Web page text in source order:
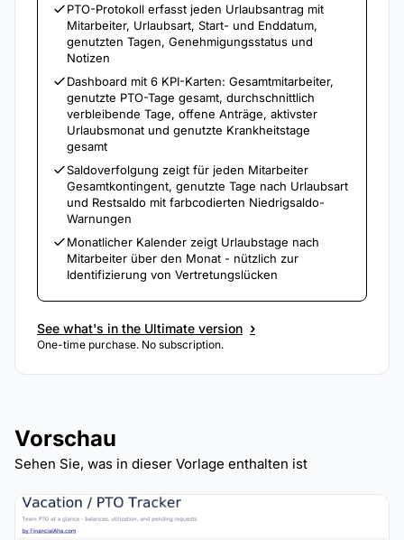
PTO-Protokoll erfasst jeden Urlaubsantrag mit
Mitarbeiter, Urlaubsart, Start- und Enddatum,
genutzten Tagen, Genehmigungsstatus und
Notizen
Dashboard mit 6 KPI-Karten: Gesamtmitarbeiter,
genutzte PTO-Tage gesamt, durchschnittlich
verbleibende Tage, offene Anträge, aktivster
Urlaubsmonat und genutzte Krankheitstage
gesamt
Saldoverfolgung zeigt für jeden Mitarbeiter
Gesamtkontingent, genutzte Tage nach Urlaubsart
und Restsaldo mit farbcodierten Niedrigsaldo-
Warnungen
Monatlicher Kalender zeigt Urlaubstage nach
Mitarbeiter über den Monat - nützlich zur
Identifizierung von Vertretungslücken
See what's in the Ultimate version ›
One-time purchase. No subscription.
Vorschau
Sehen Sie, was in dieser Vorlage enthalten ist